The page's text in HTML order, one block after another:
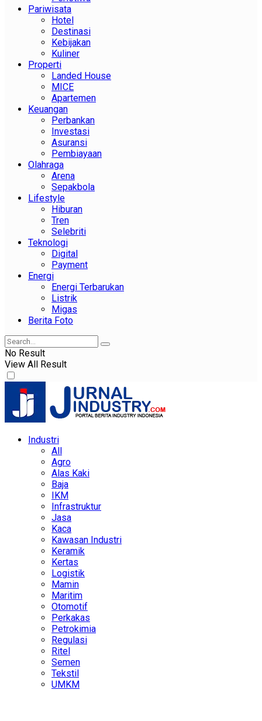
Pariwisata
Hotel
Destinasi
Kebijakan
Kuliner
Properti
Landed House
MICE
Apartemen
Keuangan
Perbankan
Investasi
Asuransi
Pembiayaan
Olahraga
Arena
Sepakbola
Lifestyle
Hiburan
Tren
Selebriti
Teknologi
Digital
Payment
Energi
Energi Terbarukan
Listrik
Migas
Berita Foto
No Result
View All Result
Industri
All
Agro
Alas Kaki
Baja
IKM
Infrastruktur
Jasa
Kaca
Kawasan Industri
Keramik
Kertas
Logistik
Mamin
Maritim
Otomotif
Perkakas
Petrokimia
Regulasi
Ritel
Semen
Tekstil
UMKM